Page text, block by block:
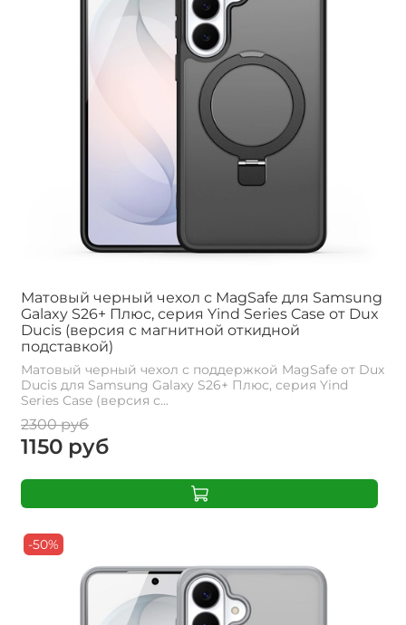
Матовый черный чехол с MagSafe для Samsung
Galaxy S26+ Плюс, серия Yind Series Case от Dux
Ducis (версия с магнитной откидной
подставкой)
Матовый черный чехол с поддержкой MagSafe от Dux
Ducis для Samsung Galaxy S26+ Плюс, серия Yind
Series Case (версия с...
2300 руб
1150 руб
-50%